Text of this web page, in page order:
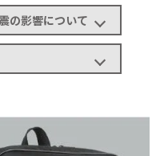
の影響について